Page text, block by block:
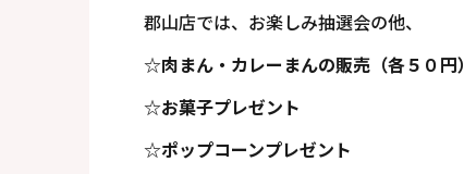
郡山店では、お楽しみ抽選会の他、
☆肉まん・カレーまんの販売（各５０円）
☆お菓子プレゼント
☆ポップコーンプレゼント